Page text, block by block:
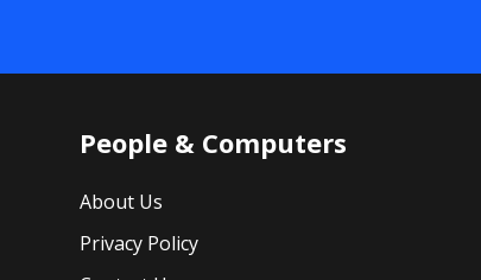
People & Computers
About Us
Privacy Policy